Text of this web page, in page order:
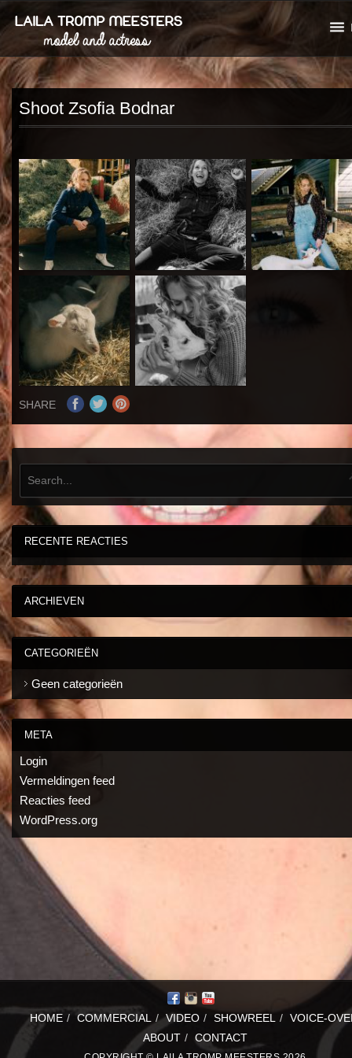
Shoot Zsofia Bodnar
SHARE
RECENTE REACTIES
ARCHIEVEN
CATEGORIEËN
Geen categorieën
META
Login
Vermeldingen feed
Reacties feed
WordPress.org
HOME / COMMERCIAL / VIDEO / SHOWREEL / VOICE-
ABOUT / CONTACT